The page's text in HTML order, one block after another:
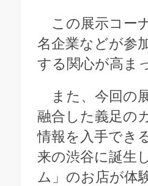
この展示コー
名企業などが参
する関心が高ま
また、今回の
融合した義足の
情報を入手でき
来の渋谷に誕生
ム」のお店が体